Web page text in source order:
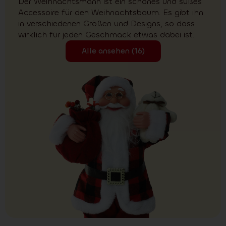
Accessoire für den Weihnachtsbaum. Es gibt ihn
in verschiedenen Größen und Designs, so dass
wirklich für jeden Geschmack etwas dabei ist.
Alle ansehen (16)